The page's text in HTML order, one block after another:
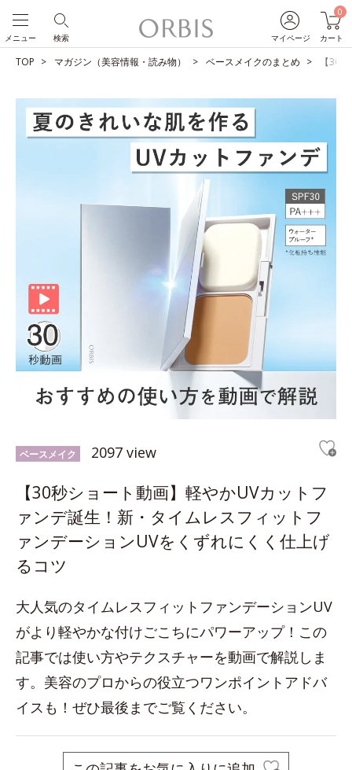
マイページ
0
カート
検索
メニュー
TOP マガジン（美容情報・読み物） ベースメイクのまとめ 【30
ベースメイク 2097 view
【30秒ショート動画】軽やかUVカットフ
ァンデ誕生！新・タイムレスフィットフ
ァンデーションUVをくずれにくく仕上げ
るコツ
大人気のタイムレスフィットファンデーションUV
がより軽やかな付けごこちにパワーアップ！この
記事では使い方やテクスチャーを動画で解説しま
す。美容のプロからの役立つワンポイントアドバ
イスも！ぜひ最後までご覧ください。